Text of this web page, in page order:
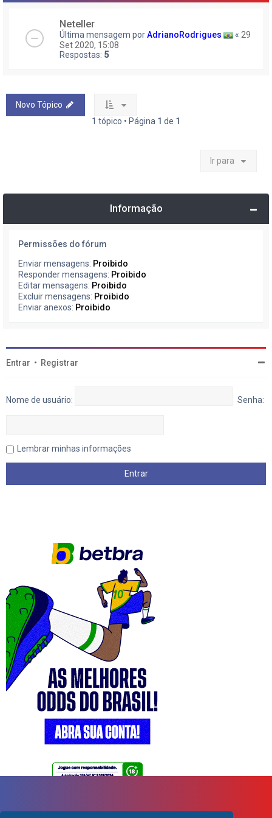
Neteller
Última mensagem porAdrianoRodrigues « 29
Set 2020, 15:08
Respostas: 5
Novo Tópico
1 tópico • Página 1 de 1
Ir para
Informação
Permissões do fórum
Enviar mensagens: Proibido
Responder mensagens: Proibido
Editar mensagens: Proibido
Excluir mensagens: Proibido
Enviar anexos: Proibido
Entrar • Registrar
Nome de usuário: Senha:
Lembrar minhas informações